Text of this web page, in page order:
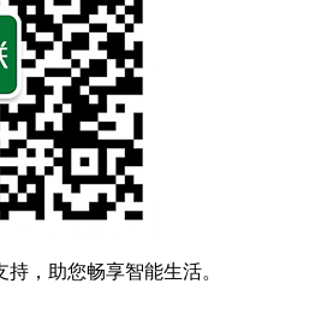
，助您畅享智能生活。